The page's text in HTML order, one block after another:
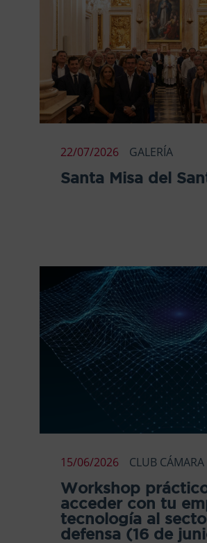
22/07/2026 GALERÍA
Santa Misa del
15/06/2026 CLUB CÁMARA
Workshop
acceder con tu
tecnología al
defensa (16 de